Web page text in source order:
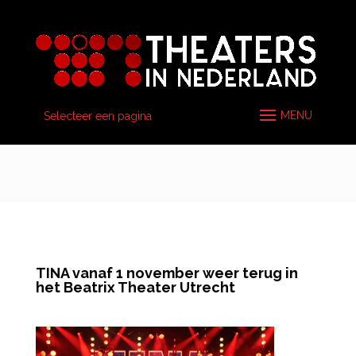
Selecteer een pagina
TINA vanaf 1 november weer terug in
het Beatrix Theater Utrecht